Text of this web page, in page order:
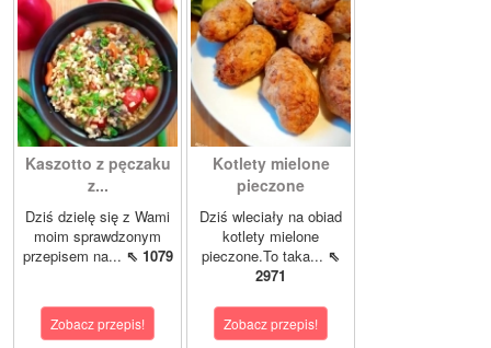
Kaszotto z pęczaku
z...
Dziś dzielę się z Wami
moim sprawdzonym
przepisem na... ⇖ 1079
Zobacz przepis!
Kotlety mielone
pieczone
Dziś wleciały na obiad
kotlety mielone
pieczone.To taka... ⇖
2971
Zobacz przepis!